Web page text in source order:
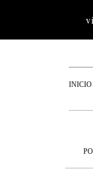
INICIO